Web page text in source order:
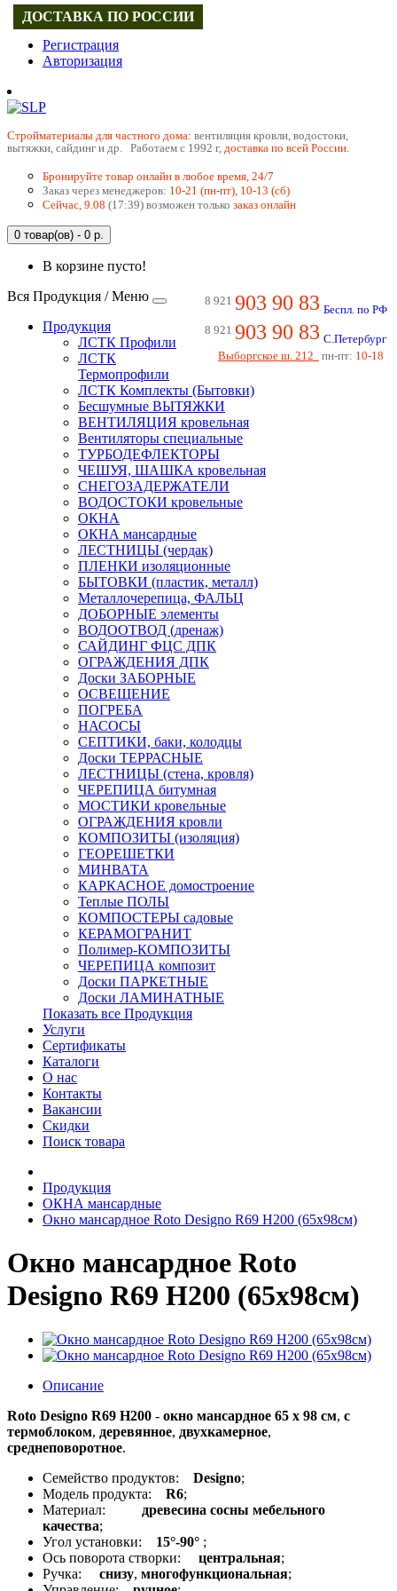
Регистрация
Авторизация
Cтройматериалы для частного дома: вентиляция кровли, водостоки,
вытяжки, сайдинг и др. Работаем с 1992 г, доставка по всей России.
Бронируйте товар онлайн в любое время, 24/7
Заказ через менеджеров: 10-21 (пн-пт), 10-13 (сб)
Сейчас, 9.08 (17:39) возможен только заказ онлайн
0 товар(ов) - 0 р.
В корзине пусто!
8 921 903 90 83 Беспл. по РФ
8 921 903 90 83 С.Петербург
Выборгское ш. 212
пн-пт: 10-18
Вся Продукция / Меню
Продукция
ЛСТК Профили
ЛСТК
Термопрофили
ЛСТК Комплекты (Бытовки)
Бесшумные ВЫТЯЖКИ
ВЕНТИЛЯЦИЯ кровельная
Вентиляторы специальные
ТУРБОДЕФЛЕКТОРЫ
ЧЕШУЯ, ШАШКА кровельная
СНЕГОЗАДЕРЖАТЕЛИ
ВОДОСТОКИ кровельные
ОКНА
ОКНА мансардные
ЛЕСТНИЦЫ (чердак)
ПЛЕНКИ изоляционные
БЫТОВКИ (пластик, металл)
Металлочерепица, ФАЛЬЦ
ДОБОРНЫЕ элементы
ВОДООТВОД (дренаж)
САЙДИНГ ФЦС ДПК
ОГРАЖДЕНИЯ ДПК
Доски ЗАБОРНЫЕ
ОСВЕЩЕНИЕ
ПОГРЕБА
НАСОСЫ
СЕПТИКИ, баки, колодцы
Доски ТЕРРАСНЫЕ
ЛЕСТНИЦЫ (стена, кровля)
ЧЕРЕПИЦА битумная
МОСТИКИ кровельные
ОГРАЖДЕНИЯ кровли
КОМПОЗИТЫ (изоляция)
ГЕОРЕШЕТКИ
МИНВАТА
КАРКАСНОЕ домостроение
Теплые ПОЛЫ
КОМПОСТЕРЫ садовые
КЕРАМОГРАНИТ
Полимер-КОМПОЗИТЫ
ЧЕРЕПИЦА композит
Доски ПАРКЕТНЫЕ
Доски ЛАМИНАТНЫЕ
Показать все Продукция
Услуги
Сертификаты
Каталоги
О нас
Контакты
Вакансии
Скидки
Поиск товара
Продукция
ОКНА мансардные
Окно мансардное Roto Designo R69 H200 (65x98см)
Окно мансардное Roto
Designo R69 H200 (65x98см)
ДОСТАВКА ПО РОССИИ
Описание
Roto Designo R69 H200 - окно мансардное 65 x 98 см, с
термоблоком, деревянное, двухкамерное,
среднеповоротное.
Семейство продуктов: Designo;
Модель продукта: R6;
Материал:
древесина сосны мебельного
качества;
Угол установки: 15°-90° ;
Ось поворота створки: центральная;
Ручка: снизу, многофункциональная;